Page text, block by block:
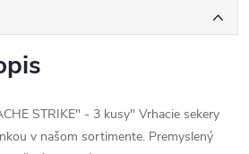
STRIKE" - 3 kusy" Vrhacie sekery
v našom sortimente. Premyslený